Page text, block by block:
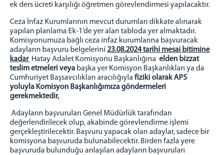
DENETİMLİ SERBESTLİK MÜDÜRLÜĞÜ
AVRUPA BİRLİĞİ KOMİSYONU VE KALKINMA AJANSLARI
PROJELERİ
TÜRKİYE ÇEVRE HAFTASI KUTLAMALARI
AVRUPA STANDARTLARINDA ADALET GİRİŞİMLERİ
İLETİŞİM
ek ders ücreti karşılığı öğretmen görevlendirmesi yapılacaktır.
Ceza İnfaz Kurumlarının mevcut durumları dikkate alınarak
yapılan planlama Ek-1’de yer alan tabloda yer almaktadır.
Komisyonumuza bağlı ceza infaz kurumlarına başvuracak
adayların başvuru belgelerini 23.08.2024 tarihi mesai bitimine
kadar Hatay Adalet Komisyonu Başkanlığına elden bizzat
teslim etmeleri veya başka yer Komisyon Başkanlıkları ya da
Cumhuriyet Başsavcılıkları aracılığıyla fiziki olarak APS
yoluyla Komisyon Başkanlığımıza göndermeleri
gerekmektedir.
Adayların başvuruları Genel Müdürlük tarafından
değerlendirilecek olup, akabinde görevlendirme işlemi
gerçekleştirilecektir. Başvuru yapacak olan adaylar, sadece bir
komisyona başvuruda bulunabilecektir. Birden fazla yere
başvuruda bulunduğu anlaşılan adayların başvuruları